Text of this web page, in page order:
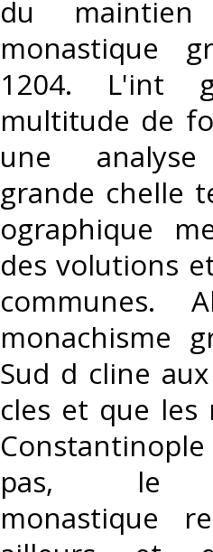
du
monastique
1204. L'int
multitude de
une analyse
grande chelle
ographique
des volutions
communes.
monachisme
Sud d cline
cles et que les
pas, le
monastique